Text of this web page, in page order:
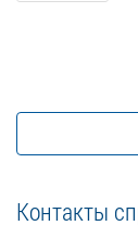
Контакты